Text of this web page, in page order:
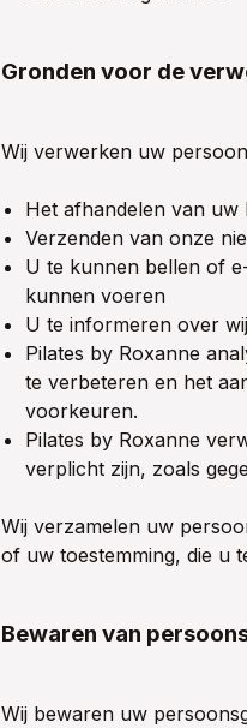
Gronden voor de
Wij verwerken uw
Het afhandelen van uw
Verzenden van onze
U te kunnen bellen of
kunnen voeren
U te informeren over
Pilates by Roxanne
te verbeteren en het
voorkeuren.
Pilates by Roxanne
verplicht zijn, zoals
Wij verzamelen uw
of uw toestemming, die u
Bewaren van
Wij bewaren uw